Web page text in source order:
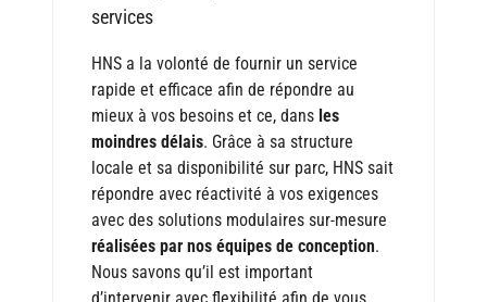
services
HNS a la volonté de fournir un service
rapide et efficace afin de répondre au
mieux à vos besoins et ce, dans les
moindres délais. Grâce à sa structure
locale et sa disponibilité sur parc, HNS sait
répondre avec réactivité à vos exigences
avec des solutions modulaires sur-mesure
réalisées par nos équipes de conception.
Nous savons qu’il est important